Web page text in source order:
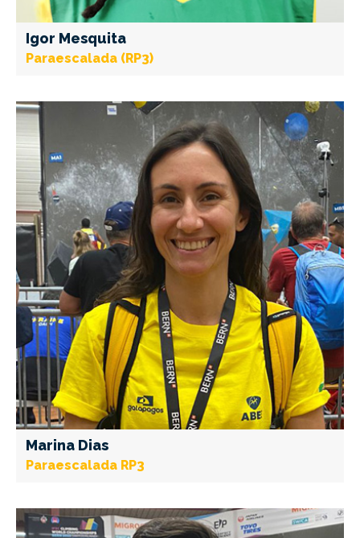
Igor Mesquita
Paraescalada (RP3)
Marina Dias
Paraescalada RP3